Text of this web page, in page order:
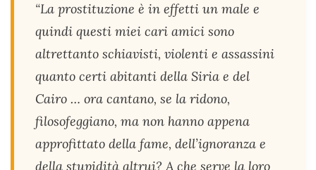
“La prostituzione è in effetti un male e
quindi questi miei cari amici sono
altrettanto schiavisti, violenti e assassini
quanto certi abitanti della Siria e del
Cairo … ora cantano, se la ridono,
filosofeggiano, ma non hanno appena
approfittato della fame, dell’ignoranza e
della stupidità altrui? A che serve la loro